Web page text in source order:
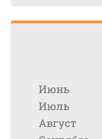
Июнь
Июль
Август